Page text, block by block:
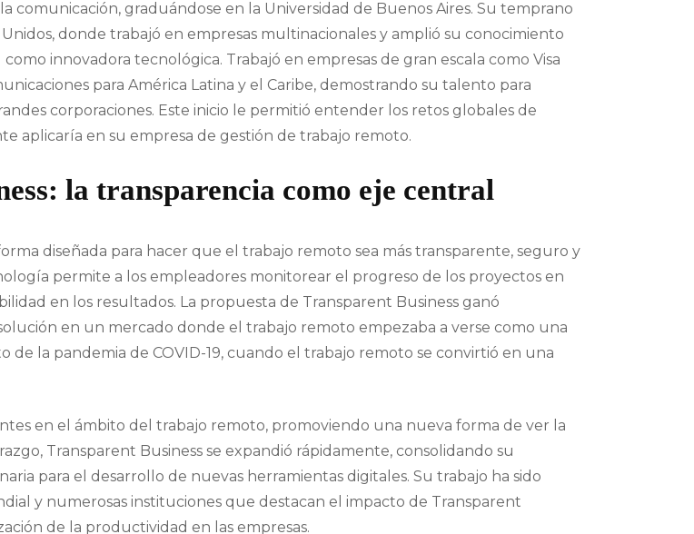
comunicación, graduándose en la Universidad de Buenos Aires. Su temprano
donde trabajó en empresas multinacionales y amplió su conocimiento
innovadora tecnológica. Trabajó en empresas de gran escala como Visa
para América Latina y el Caribe, demostrando su talento para
corporaciones. Este inicio le permitió entender los retos globales de
aplicaría en su empresa de gestión de trabajo remoto.
la transparencia como eje central
diseñada para hacer que el trabajo remoto sea más transparente, seguro y
permite a los empleadores monitorear el progreso de los proyectos en
en los resultados. La propuesta de Transparent Business ganó
en un mercado donde el trabajo remoto empezaba a verse como una
de la pandemia de COVID-19, cuando el trabajo remoto se convirtió en una
en el ámbito del trabajo remoto, promoviendo una nueva forma de ver la
Transparent Business se expandió rápidamente, consolidando su
para el desarrollo de nuevas herramientas digitales. Su trabajo ha sido
y numerosas instituciones que destacan el impacto de Transparent
de la productividad en las empresas.